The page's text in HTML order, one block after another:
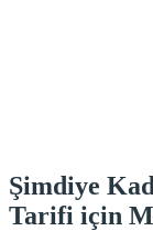
Şimdiye
Tarifi için